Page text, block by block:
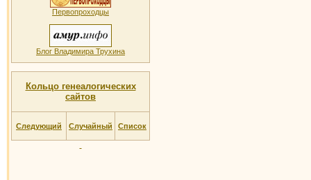
Первопроходцы
Блог Владимира Трухина
Кольцо генеалогических
сайтов
Следующий Случайный Список